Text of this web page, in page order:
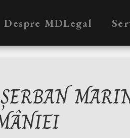
Despre MDLegal